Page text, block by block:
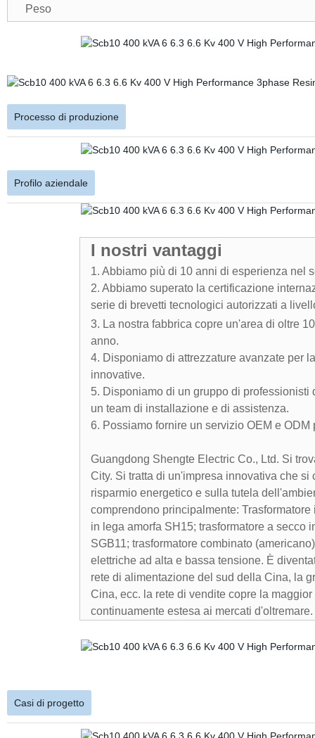
Peso
Processo di produzione
Profilo aziendale
I nostri vantaggi
1. Abbiamo più di 10 anni di esperienza nel
2. Abbiamo superato la certificazione
serie di brevetti tecnologici autorizzati a
3. La nostra fabbrica copre un'area di oltre
anno.
4. Disponiamo di attrezzature avanzate per
innovative.
5. Disponiamo di un gruppo di
un team di installazione e di assistenza.
6. Possiamo fornire un servizio OEM e ODM
Guangdong Shengte Electric Co., Ltd. Si
City. Si tratta di un'impresa innovativa che
risparmio energetico e sulla tutela
comprendono principalmente:
in lega amorfa SH15; trasformatore a secco
SGB11; trasformatore combinato
elettriche ad alta e bassa tensione. È
rete di alimentazione del sud della Cina, la
Cina, ecc. la rete di vendite copre la
continuamente estesa ai mercati d'oltremare.
Casi di progetto